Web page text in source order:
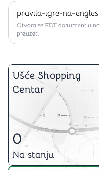
pravila-igre-na-
Otvara se PDF dokument u
preuzeti
Ušće Shopping
Centar
0
Na stanju